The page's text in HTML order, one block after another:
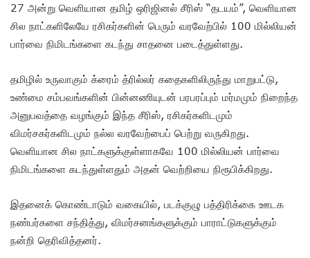
27 அன்று வெளியான தமிழ் ஒரிஜினல் சீரிஸ் “தடயம்”, வெளியான
சில நாட்களிலேயே ரசிகர்களின் பெரும் வரவேற்பில் 100 மில்லியன்
பார்வை நிமிடங்களை கடந்து சாதனை படைத்துள்ளது.
தமிழில் உருவாகும் க்ரைம் த்ரில்லர் கதைகளிலிருந்து மாறுபட்டு,
உண்மை சம்பவங்களின் பின்னணியுடன் பரபரப்பும் மர்மமும் நிறைந்த
அனுபவத்தை வழங்கும் இந்த சீரிஸ், ரசிகர்களிடமும்
விமர்சகர்களிடமும் நல்ல வரவேற்பைப் பெற்று வருகிறது.
வெளியான சில நாட்களுக்குள்ளாகவே 100 மில்லியன் பார்வை
நிமிடங்களை கடந்துள்ளதும் அதன் வெற்றியை நிரூபிக்கிறது.
இதனைக் கொண்டாடும் வகையில், படக்குழு பத்திரிக்கை ஊடக
நண்பர்களை சந்தித்து, விமர்சனங்களுக்கும் பாராட்டுகளுக்கும்
நன்றி தெரிவித்தனர்.